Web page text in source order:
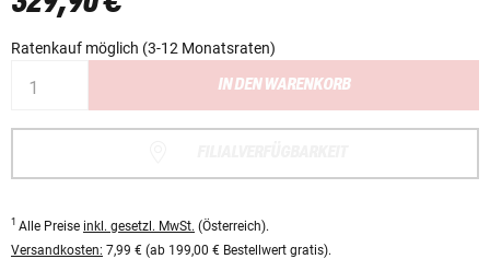
Ratenkauf möglich (3-12 Monatsraten)
IN DEN WARENKORB
1 Alle Preise inkl. gesetzl. MwSt. (Österreich).
Versandkosten: 7,99 € (ab 199,00 € Bestellwert gratis).